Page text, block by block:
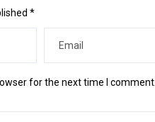
*
for the next time I comment.